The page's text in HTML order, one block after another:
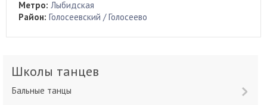
Метро: Лыбидская
Район: Голосеевский / Голосеево
Школы танцев
Бальные танцы